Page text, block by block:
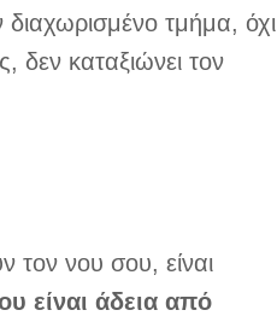
διαχωρισμένο τμήμα, όχι
δεν καταξιώνει τον
τον νου σου, είναι
είναι άδεια από